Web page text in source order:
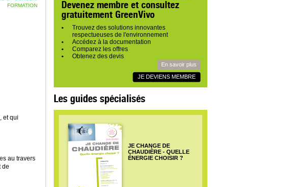
FORMATION
et qui
au travers
de
Devenez membre et consultez
gratuitement GreenVivo
Trouvez des solutions innovantes
respectueuses de l'environnement
Accédez à la documentation
Comparez les offres
Obtenez des devis
En savoir plus
JE DEVIENS MEMBRE
Les guides spécialisés
JE CHANGE DE
CHAUDIÈRE - QUELLE
ÉNERGIE CHOISIR ?